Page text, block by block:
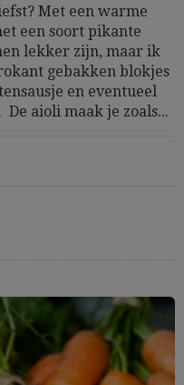
Met een warme
een soort pikante
lekker zijn, maar ik
gebakken blokjes
en eventueel
aioli maak je zoals...